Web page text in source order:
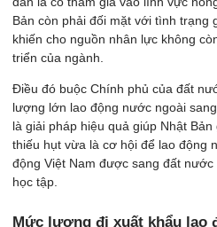
Bản còn phải đối mặt với tình trạng
khiến cho nguồn nhân lực không
triển của ngành.
Điều đó buộc Chính phủ của đất
lượng lớn lao động nước ngoài
là giải pháp hiệu quả giúp Nhật
thiếu hụt vừa là cơ hội để lao động
động Việt Nam được sang đất
học tập.
Mức lương đi xuất khẩu lao